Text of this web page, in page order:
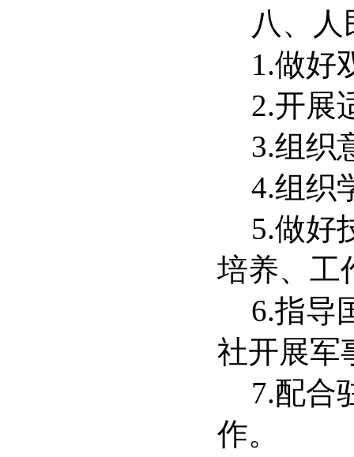
八、
1.做好
2.开展
3.组织
4.组织
5.做好
培养、工
6.指导
社开展军
7.配合
作。